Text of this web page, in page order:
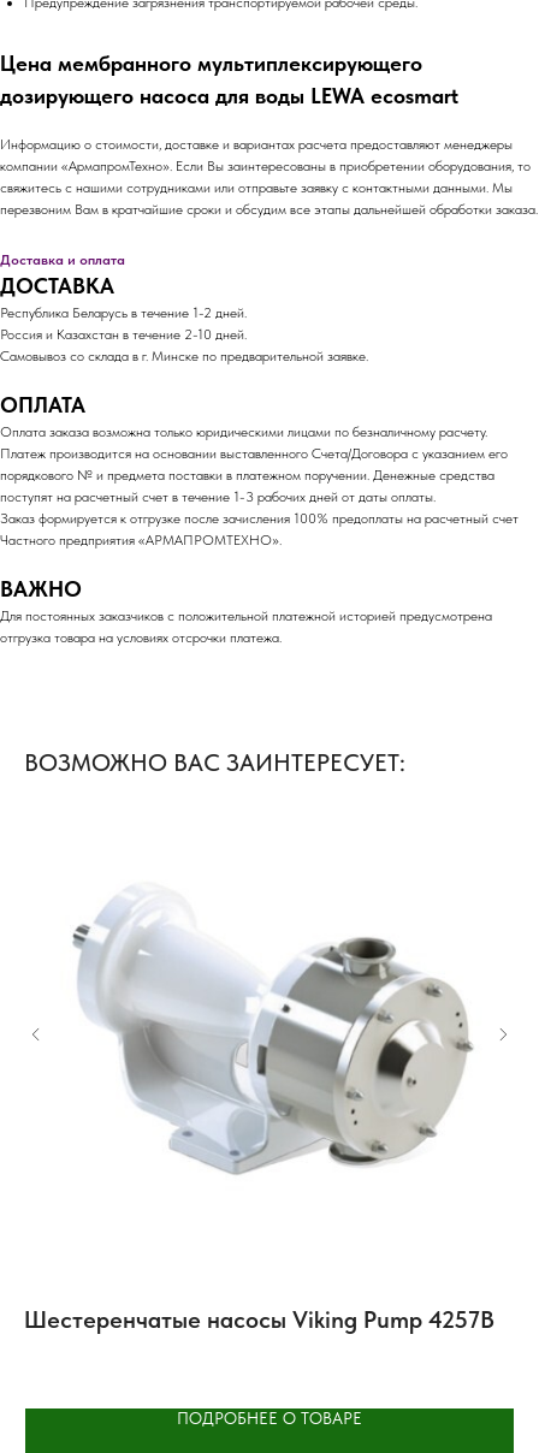
Цена мембранного мультиплексирующего
дозирующего насоса для воды LEWA ecosmart
Информацию о стоимости, доставке и вариантах расчета предоставляют менеджеры
компании «АрмапромТехно». Если Вы заинтересованы в приобретении оборудования, то
свяжитесь с нашими сотрудниками или отправьте заявку с контактными данными. Мы
перезвоним Вам в кратчайшие сроки и обсудим все этапы дальнейшей обработки заказа.
Доставка и оплата
ДОСТАВКА
Республика Беларусь в течение 1-2 дней.
Россия и Казахстан в течение 2-10 дней.
Самовывоз со склада в г. Минске по предварительной заявке.
ОПЛАТА
Оплата заказа возможна только юридическими лицами по безналичному расчету.
Платеж производится на основании выставленного Счета/Договора с указанием его
порядкового № и предмета поставки в платежном поручении. Денежные средства
поступят на расчетный счет в течение 1-3 рабочих дней от даты оплаты.
Заказ формируется к отгрузке после зачисления 100% предоплаты на расчетный счет
Частного предприятия «АРМАПРОМТЕХНО».
ВАЖНО
Для постоянных заказчиков с положительной платежной историей предусмотрена
отгрузка товара на условиях отсрочки платежа.
ВОЗМОЖНО ВАС ЗАИНТЕРЕСУЕТ:
Шестеренчатые насосы Viking Pump 4257B
ПОДРОБНЕЕ О ТОВАРЕ